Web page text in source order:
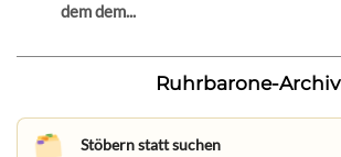
dem dem...
Ruhrbarone-Archiv
Stöbern statt suchen